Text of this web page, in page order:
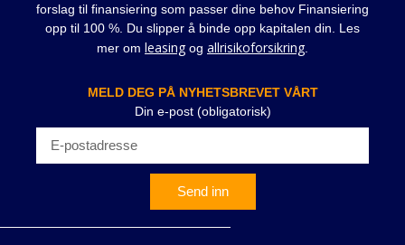
forslag til finansiering som passer dine behov Finansiering
opp til 100 %. Du slipper å binde opp kapitalen din. Les
mer om leasingog allrisikoforsikring.
MELD DEG PÅ NYHETSBREVET VÅRT
Din e-post (obligatorisk)
Send inn